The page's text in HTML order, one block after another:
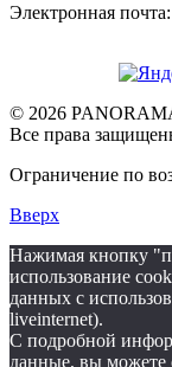
Электронная
© 2026
Все права
Ограничение по
Вверх
Нажимая кнопку
использование
данных с
liveinternet).
С подробной
данные, вы можете